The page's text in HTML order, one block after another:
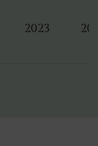
2023